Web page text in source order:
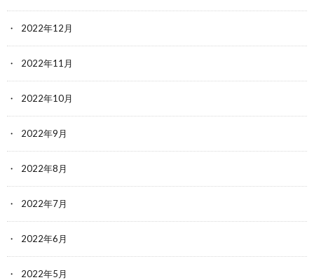
2022年12月
2022年11月
2022年10月
2022年9月
2022年8月
2022年7月
2022年6月
2022年5月